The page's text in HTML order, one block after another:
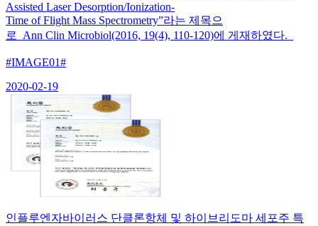
Assisted Laser Desorption/Ionization-
Time of Flight Mass Spectrometry”라는 제목으
로 Ann Clin Microbiol(2016, 19(4), 110-120)에 게재하였다.
#IMAGE01#
2020-02-19
인플루엔자바이러스 단클론항체 및 하이브리도마 세포주 특